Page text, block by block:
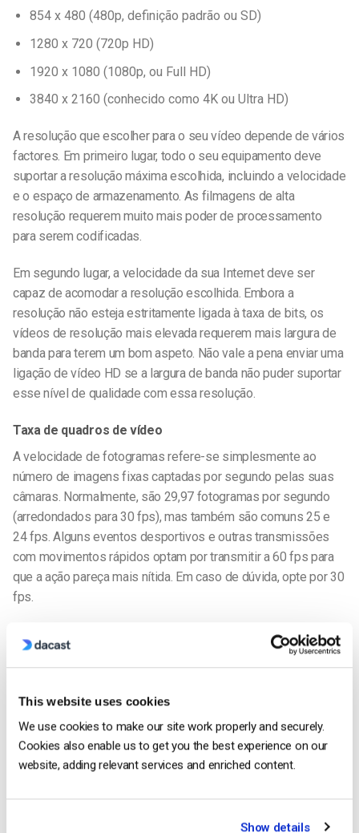
This website uses cookies
We use cookies to make our site work properly and securely.
Cookies also enable us to get you the best experience on our
website, adding relevant services and enriched content.
Show details
854 x 480 (480p, definição padrão ou SD)
1280 x 720 (720p HD)
1920 x 1080 (1080p, ou Full HD)
3840 x 2160 (conhecido como 4K ou Ultra HD)
A resolução que escolher para o seu vídeo depende de vários
factores. Em primeiro lugar, todo o seu equipamento deve
suportar a resolução máxima escolhida, incluindo a velocidade
e o espaço de armazenamento. As filmagens de alta
resolução requerem muito mais poder de processamento
para serem codificadas.
Em segundo lugar, a velocidade da sua Internet deve ser
capaz de acomodar a resolução escolhida. Embora a
resolução não esteja estritamente ligada à taxa de bits, os
vídeos de resolução mais elevada requerem mais largura de
banda para terem um bom aspeto. Não vale a pena enviar uma
ligação de vídeo HD se a largura de banda não puder suportar
esse nível de qualidade com essa resolução.
Taxa de quadros de vídeo
A velocidade de fotogramas refere-se simplesmente ao
número de imagens fixas captadas por segundo pelas suas
câmaras. Normalmente, são 29,97 fotogramas por segundo
(arredondados para 30 fps), mas também são comuns 25 e
24 fps. Alguns eventos desportivos e outras transmissões
com movimentos rápidos optam por transmitir a 60 fps para
que a ação pareça mais nítida. Em caso de dúvida, opte por 30
fps.
Uma definição relacionada é a frequência de fotogramas-
chave ou intervalo de fotogramas-chave. Este valor deve ser
obter a melhor imagem possível.
Protocolo de transmissão em fluxo contínuo: HLS, RTMP
Os vídeos em direto são enviados através de uma série de
protocolos que evoluem com o tempo. O mais comum e mais
antigo deles é chamado RTMP. O RTMP, ou Real-Time